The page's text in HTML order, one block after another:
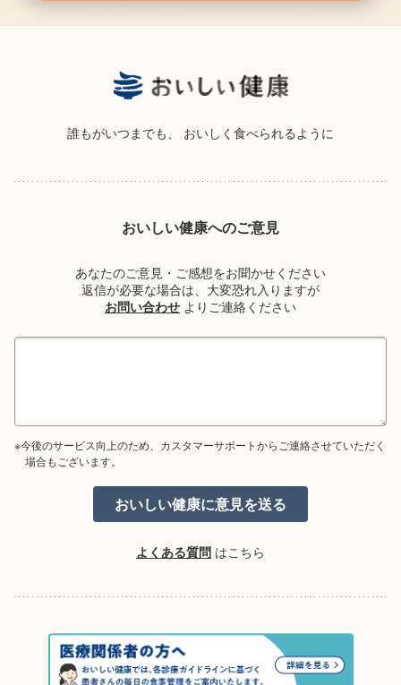
誰もがいつまでも、 おいしく食べられるように
おいしい健康へのご意見
あなたのご意見・ご感想をお聞かせください
返信が必要な場合は、大変恐れ入りますが
お問い合わせ よりご連絡ください
※今後のサービス向上のため、カスタマーサポートからご連絡させていただく
場合もございます。
よくある質問 はこちら